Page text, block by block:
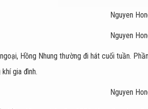
Hồng Nhung thường đi hát cuối tuần.
khí gia đình.